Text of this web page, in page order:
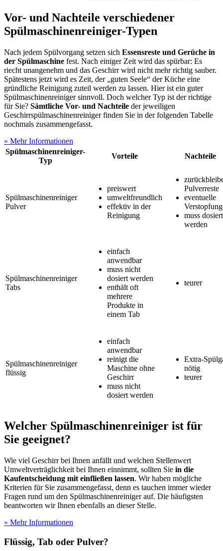
Vor- und Nachteile verschiedener
Spülmaschinenreiniger-Typen
Nach jedem Spülvorgang setzen sich Essensreste und Gerüche in
der Spülmaschine fest. Nach einiger Zeit wird das spürbar: Es
riecht unangenehm und das Geschirr wird nicht mehr richtig sauber.
Spätestens jetzt wird es Zeit, der „guten Seele“ der Küche eine
gründliche Reinigung zuteil werden zu lassen. Hier ist ein guter
Spülmaschinenreiniger sinnvoll. Doch welcher Typ ist der richtige
für Sie? Sämtliche Vor- und Nachteile der jeweiligen
Geschirrspülmaschinenreiniger finden Sie in der folgenden Tabelle
nochmals zusammengefasst.
» Mehr Informationen
Spülmaschinenreiniger-
Typ
Vorteile Nachteile
Spülmaschinenreiniger
Pulver
preiswert
umweltfreundlich
effektiv in der
Reinigung
Pulverreste
eventuelle
muss dosiert
werden
Spülmaschinenreiniger
Tabs
einfach
anwendbar
muss nicht
dosiert werden
enthält oft
mehrere
Produkte in
einem Tab
teurer
Spülmaschinenreiniger
flüssig
einfach
anwendbar
reinigt die
Maschine ohne
Geschirr
muss nicht
dosiert werden
Extra-
nötig
teurer
Welcher Spülmaschinenreiniger ist für
Sie geeignet?
Wie viel Geschirr bei Ihnen anfällt und welchen Stellenwert
Umweltverträglichkeit bei Ihnen einnimmt, sollten Sie in die
Kaufentscheidung mit einfließen lassen. Wir haben mögliche
Kriterien für Sie zusammengefasst, denn es tauchen immer wieder
Fragen rund um den Spülmaschinenreiniger auf. Die häufigsten
beantworten wir Ihnen ebenfalls an dieser Stelle.
» Mehr Informationen
Flüssig, Tab oder Pulver?